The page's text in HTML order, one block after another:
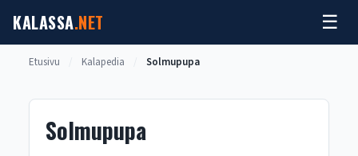
sisältöön
KALASSA.NET ☰
Etusivu Kalapedia Solmupupa
Solmupupa